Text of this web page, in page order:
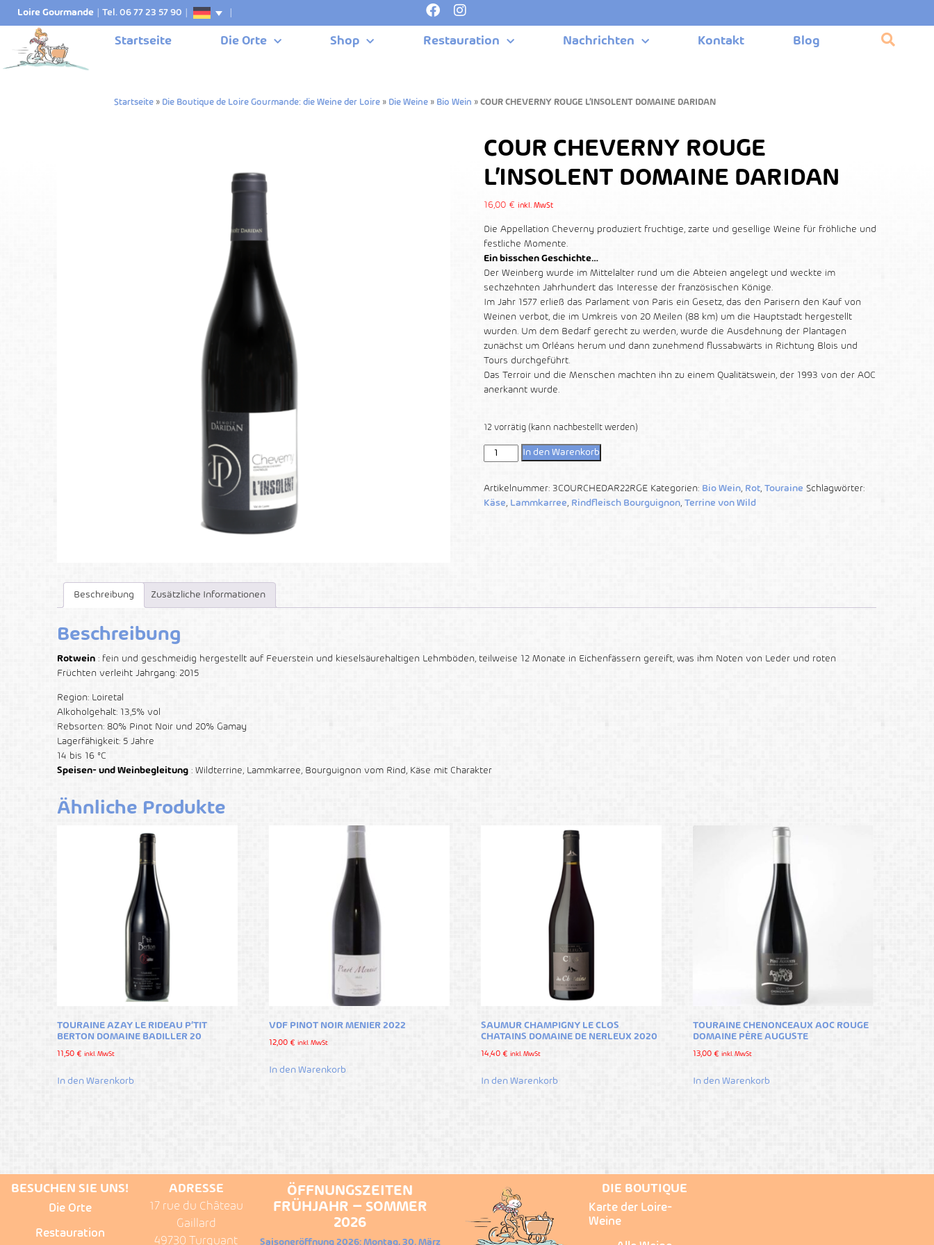
Loire Gourmande Tel. 06 77 23 57 90
Startseite Die Orte Shop Restauration Nachrichten Kontakt Blog
Startseite» Die Boutique de Loire Gourmande: die Weine der Loire» Die Weine» Bio Wein » COUR CHEVERNY ROUGE L’INSOLENT DOMAINE DARIDAN
COUR CHEVERNY ROUGE
L’INSOLENT DOMAINE DARIDAN
16,00 € inkl. MwSt
Die Appellation Cheverny produziert fruchtige, zarte und gesellige Weine für fröhliche und
festliche Momente.
Ein bisschen Geschichte…
Der Weinberg wurde im Mittelalter rund um die Abteien angelegt und weckte im
sechzehnten Jahrhundert das Interesse der französischen Könige.
Im Jahr 1577 erließ das Parlament von Paris ein Gesetz, das den Parisern den Kauf von
Weinen verbot, die im Umkreis von 20 Meilen (88 km) um die Hauptstadt hergestellt
wurden. Um dem Bedarf gerecht zu werden, wurde die Ausdehnung der Plantagen
zunächst um Orléans herum und dann zunehmend flussabwärts in Richtung Blois und
Tours durchgeführt.
Das Terroir und die Menschen machten ihn zu einem Qualitätswein, der 1993 von der AOC
anerkannt wurde.
12 vorrätig (kann nachbestellt werden)
In den Warenkorb
Artikelnummer: 3COURCHEDAR22RGE Kategorien: Bio Wein, Rot, Touraine Schlagwörter:
Käse, Lammkarree, Rindfleisch Bourguignon, Terrine von Wild
Beschreibung Zusätzliche Informationen
Beschreibung
Rotwein : fein und geschmeidig hergestellt auf Feuerstein und kieselsäurehaltigen Lehmböden, teilweise 12 Monate in Eichenfässern gereift, was ihm Noten von Leder und roten
Früchten verleiht Jahrgang: 2015
Region: Loiretal
Alkoholgehalt: 13,5% vol
Rebsorten: 80% Pinot Noir und 20% Gamay
Lagerfähigkeit: 5 Jahre
14 bis 16 °C
Speisen- und Weinbegleitung : Wildterrine, Lammkarree, Bourguignon vom Rind, Käse mit Charakter
Ähnliche Produkte
TOURAINE AZAY LE RIDEAU P’TIT
BERTON DOMAINE BADILLER 20
11,50€ inkl. MwSt
In den Warenkorb
VDF PINOT NOIR MENIER 2022
12,00 € inkl. MwSt
In den Warenkorb
SAUMUR CHAMPIGNY LE CLOS
CHATAINS DOMAINE DE NERLEUX 2020
14,40 € inkl. MwSt
In den Warenkorb
TOURAINE CHENONCEAUX AOC ROUGE
DOMAINE PÈRE AUGUSTE
13,00 € inkl. MwSt
In den Warenkorb
BESUCHEN SIE UNS!
Die Orte
Restauration
ADRESSE
17 rue du Château
Gaillard
49730 Turquant
ÖFFNUNGSZEITEN
FRÜHJAHR – SOMMER
2026
Saisoneröffnung 2026: Montag, 30. März
DIE BOUTIQUE
Karte der Loire-
Weine